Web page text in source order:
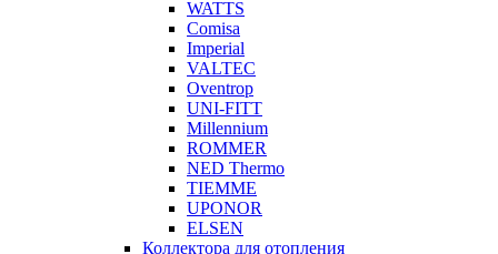
WATTS
Comisa
Imperial
VALTEC
Oventrop
UNI-FITT
Millennium
ROMMER
NED Thermo
TIEMME
UPONOR
ELSEN
Коллектора для отопления